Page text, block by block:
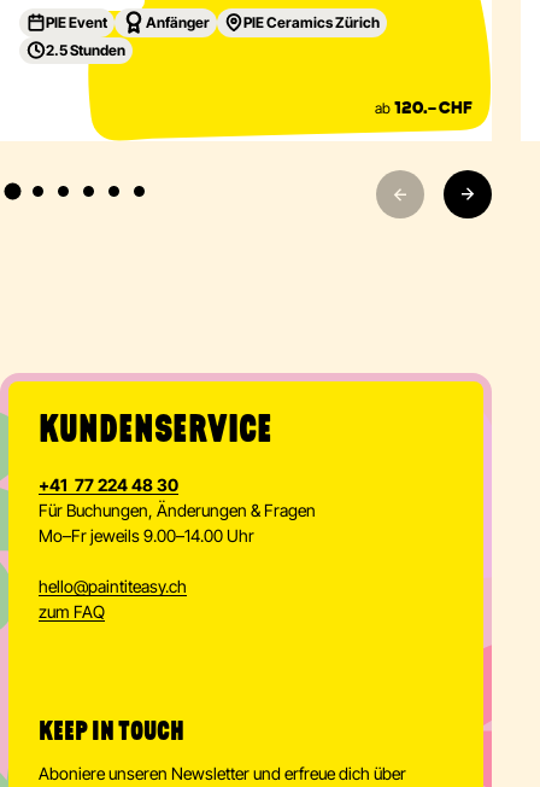
PIE Event Anfänger
PIE Ceramics Zürich
2.5 Stunden
ab 120.– CHF
KUNDENSERVICE
+41 77 224 48 30
Für Buchungen, Änderungen & Fragen
Mo–Fr jeweils 9.00–14.00 Uhr
hello@paintiteasy.ch
zum FAQ
KEEP IN TOUCH
Aboniere unseren Newsletter und erfreue dich über